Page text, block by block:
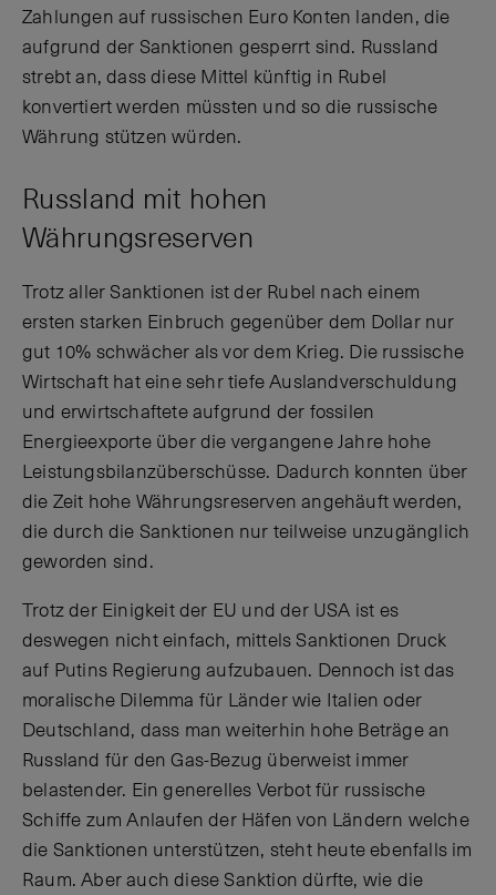
Zahlungen auf russischen Euro Konten landen, die
aufgrund der Sanktionen gesperrt sind. Russland
strebt an, dass diese Mittel künftig in Rubel
konvertiert werden müssten und so die russische
Währung stützen würden.
Russland mit hohen
Währungsreserven
Trotz aller Sanktionen ist der Rubel nach einem
ersten starken Einbruch gegenüber dem Dollar nur
gut 10% schwächer als vor dem Krieg. Die russische
Wirtschaft hat eine sehr tiefe Auslandverschuldung
und erwirtschaftete aufgrund der fossilen
Energieexporte über die vergangene Jahre hohe
Leistungsbilanzüberschüsse. Dadurch konnten über
die Zeit hohe Währungsreserven angehäuft werden,
die durch die Sanktionen nur teilweise unzugänglich
geworden sind.
Trotz der Einigkeit der EU und der USA ist es
deswegen nicht einfach, mittels Sanktionen Druck
auf Putins Regierung aufzubauen. Dennoch ist das
moralische Dilemma für Länder wie Italien oder
Deutschland, dass man weiterhin hohe Beträge an
Russland für den Gas-Bezug überweist immer
belastender. Ein generelles Verbot für russische
Schiffe zum Anlaufen der Häfen von Ländern welche
die Sanktionen unterstützen, steht heute ebenfalls im
Raum. Aber auch diese Sanktion dürfte, wie die